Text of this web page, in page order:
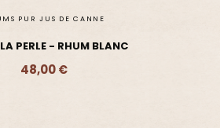
PUR JUS DE CANNE
PERLE - RHUM BLANC
48,00 €
Ajouter - 48,00 €